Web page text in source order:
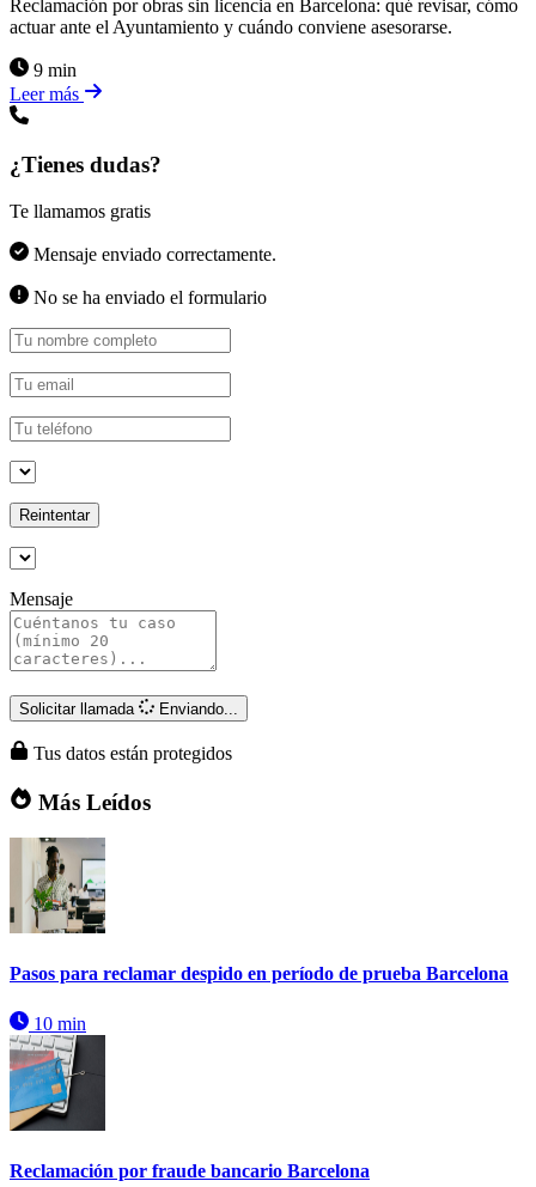
Reclamación por obras sin licencia en Barcelona: qué revisar, cómo
actuar ante el Ayuntamiento y cuándo conviene asesorarse.
9 min
Leer más
¿Tienes dudas?
Te llamamos gratis
Mensaje enviado correctamente.
No se ha enviado el formulario
Reintentar
Mensaje
Solicitar llamada Enviando...
Tus datos están protegidos
Más Leídos
Pasos para reclamar despido en período de prueba Barcelona
10 min
Reclamación por fraude bancario Barcelona